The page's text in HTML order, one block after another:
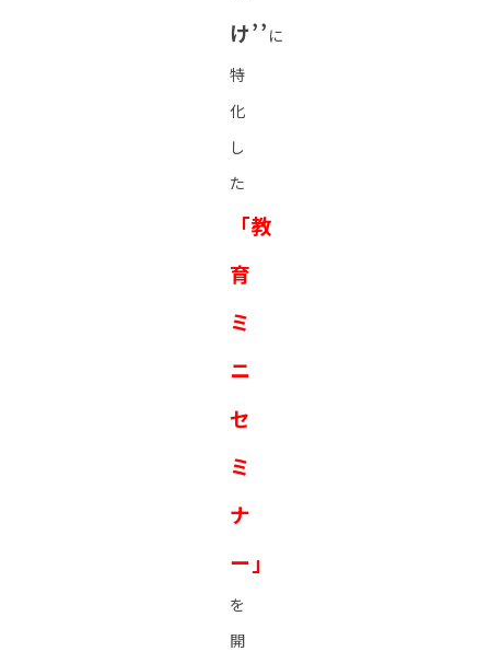
け’’ に
特
化
し
た
「教
育
ミ
ニ
セ
ミ
ナ
ー」
を
開